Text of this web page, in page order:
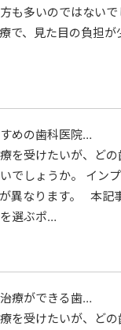
も多いのではない
で、見た目の負担
めの歯科医院…
を受けたいが、ど
でしょうか。 イン
異なります。 本記
選ぶポ…
療ができる歯…
を受けたいが、ど